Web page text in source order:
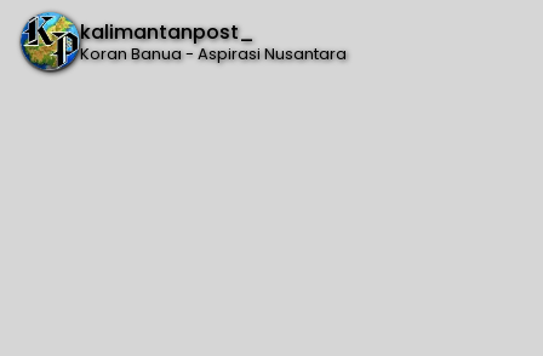
kalimantanpost_
Koran Banua - Aspirasi Nusantara